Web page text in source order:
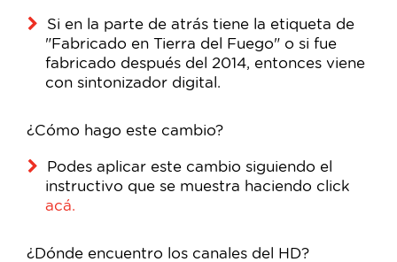
Si en la parte de atrás tiene la etiqueta de
"Fabricado en Tierra del Fuego" o si fue
fabricado después del 2014, entonces viene
con sintonizador digital.
¿Cómo hago este cambio?
Podes aplicar este cambio siguiendo el
instructivo que se muestra haciendo click
acá.
¿Dónde encuentro los canales del HD?